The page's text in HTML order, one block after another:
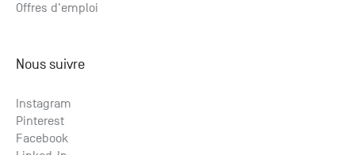
Offres d'emploi
Nous suivre
Instagram
Pinterest
Facebook